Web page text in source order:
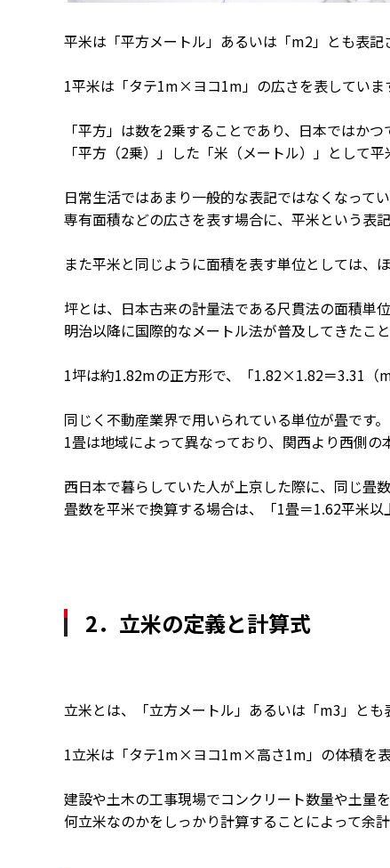
平米は「平方メートル」あるいは「m2」とも表記
1平米は「タテ1m×ヨコ1m」の広さを表していま
「平方」は数を2乗することであり、日本ではか
「平方（2乗）」した「米（メートル）」として
日常生活ではあまり一般的な表記ではなくなって
専有面積などの広さを表す場合に、平米という表
また平米と同じように面積を表す単位としては、
坪とは、日本古来の計量法である尺貫法の面積単位
明治以降に国際的なメートル法が普及してきたこ
1坪は約1.82mの正方形で、「1.82×1.82＝3.31（
同じく不動産業界で用いられている単位が畳です。
1畳は地域によって異なっており、関西より西側
西日本で暮らしていた人が上京した際に、同じ畳
畳数を平米で換算する場合は、「1畳＝1.62平米以
2．立米の定義と計算式
立米とは、「立方メートル」あるいは「m3」とも
1立米は「タテ1m×ヨコ1m×高さ1m」の体積を表
建設や土木の工事現場でコンクリート数量や土量
何立米なのかをしっかり計算することによって余